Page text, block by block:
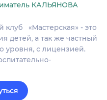
КАЛЬЯНОВА
клуб «Мастерская» - это
детей, а так же частный
уровня, с лицензией.